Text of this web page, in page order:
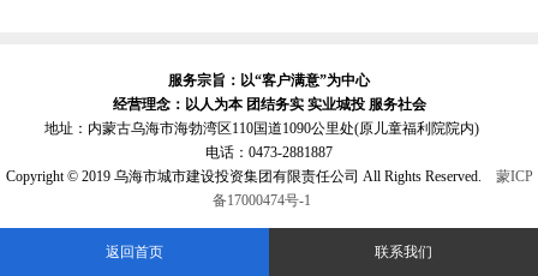
服务宗旨：以“客户满意”为中心
经营理念：以人为本 团结务实 实业城投 服务社会
地址：内蒙古乌海市海勃湾区110国道1090公里处(原儿童福利院院内)
电话：0473-2881887
Copyright © 2019 乌海市城市建设投资集团有限责任公司 All Rights Reserved. 蒙ICP
备17000474号-1
返回首页 联系我们